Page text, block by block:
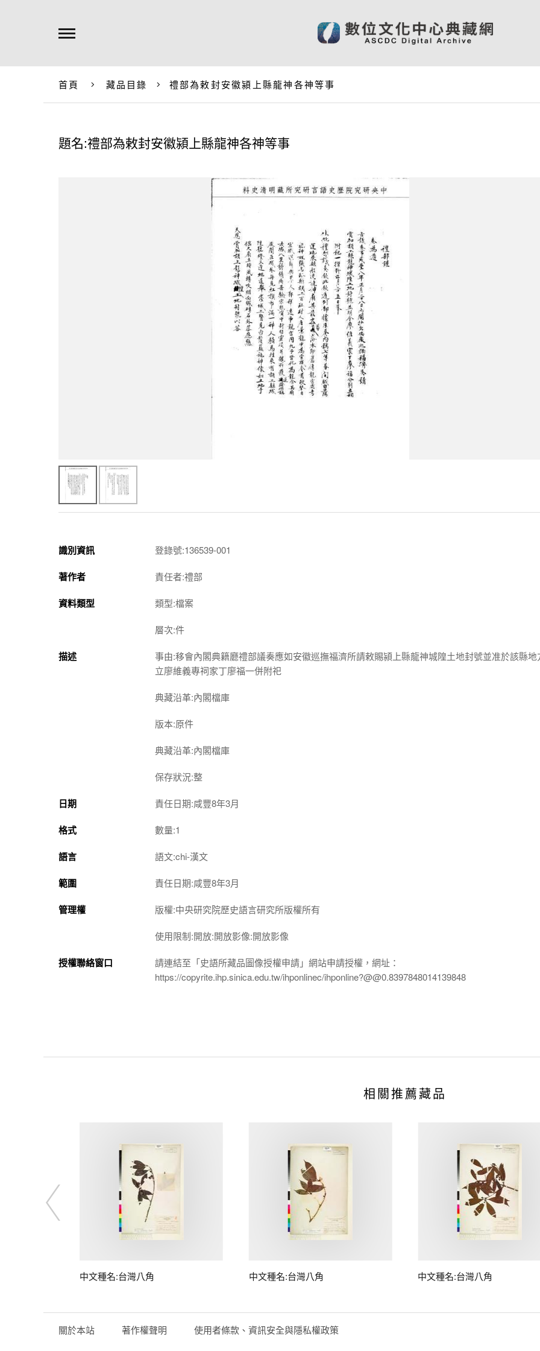
首頁 藏品目錄 禮部為敕封安徽潁上縣龍神各神等事
題名:禮部為敕封安徽潁上縣龍神各神等事
識別資訊 登錄號:136539-001
著作者 責任者:禮部
資料類型 類型:檔案
層次:件
描述
事由:移會內閣典籍廳禮部議奏應如安徽巡撫福濟所請敕賜潁上縣龍神城隍土地封號並准於該縣地
立廖維義專祠家丁廖福一併附祀
典藏沿革:內閣檔庫
版本:原件
典藏沿革:內閣檔庫
保存狀況:整
日期 責任日期:咸豐8年3月
格式 數量:1
語言 語文:chi-漢文
範圍 責任日期:咸豐8年3月
管理權 版權:中央研究院歷史語言研究所版權所有
使用限制:開放:開放影像:開放影像
授權聯絡窗口
請連結至「史語所藏品圖像授權申請」網站申請授權，網址：
https://copyrite.ihp.sinica.edu.tw/ihponlinec/ihponline?@@0.8397848014139848
相關推薦藏品
中文種名:台灣八角 中文種名:台灣八角 中文種名:台灣八角
關於本站 著作權聲明 使用者條款、資訊安全與隱私權政策